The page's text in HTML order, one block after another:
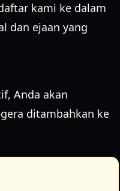
kami ke dalam
dan ejaan yang
Anda akan
ditambahkan ke